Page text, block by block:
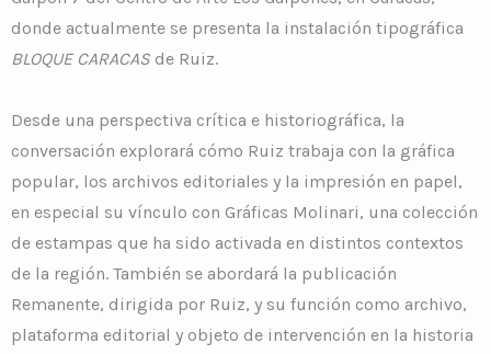
donde actualmente se presenta la instalación tipográfica
BLOQUE CARACAS de Ruiz.
Desde una perspectiva crítica e historiográfica, la
conversación explorará cómo Ruiz trabaja con la gráfica
popular, los archivos editoriales y la impresión en papel,
en especial su vínculo con Gráficas Molinari, una colección
de estampas que ha sido activada en distintos contextos
de la región. También se abordará la publicación
Remanente, dirigida por Ruiz, y su función como archivo,
plataforma editorial y objeto de intervención en la historia